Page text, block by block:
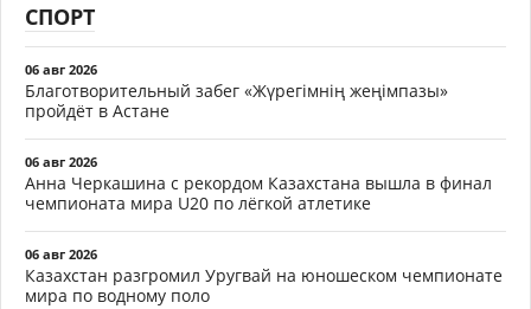
СПОРТ
06 авг 2026
Благотворительный забег «Жүрегімнің жеңімпазы»
пройдёт в Астане
06 авг 2026
Анна Черкашина с рекордом Казахстана вышла в финал
чемпионата мира U20 по лёгкой атлетике
06 авг 2026
Казахстан разгромил Уругвай на юношеском чемпионате
мира по водному поло